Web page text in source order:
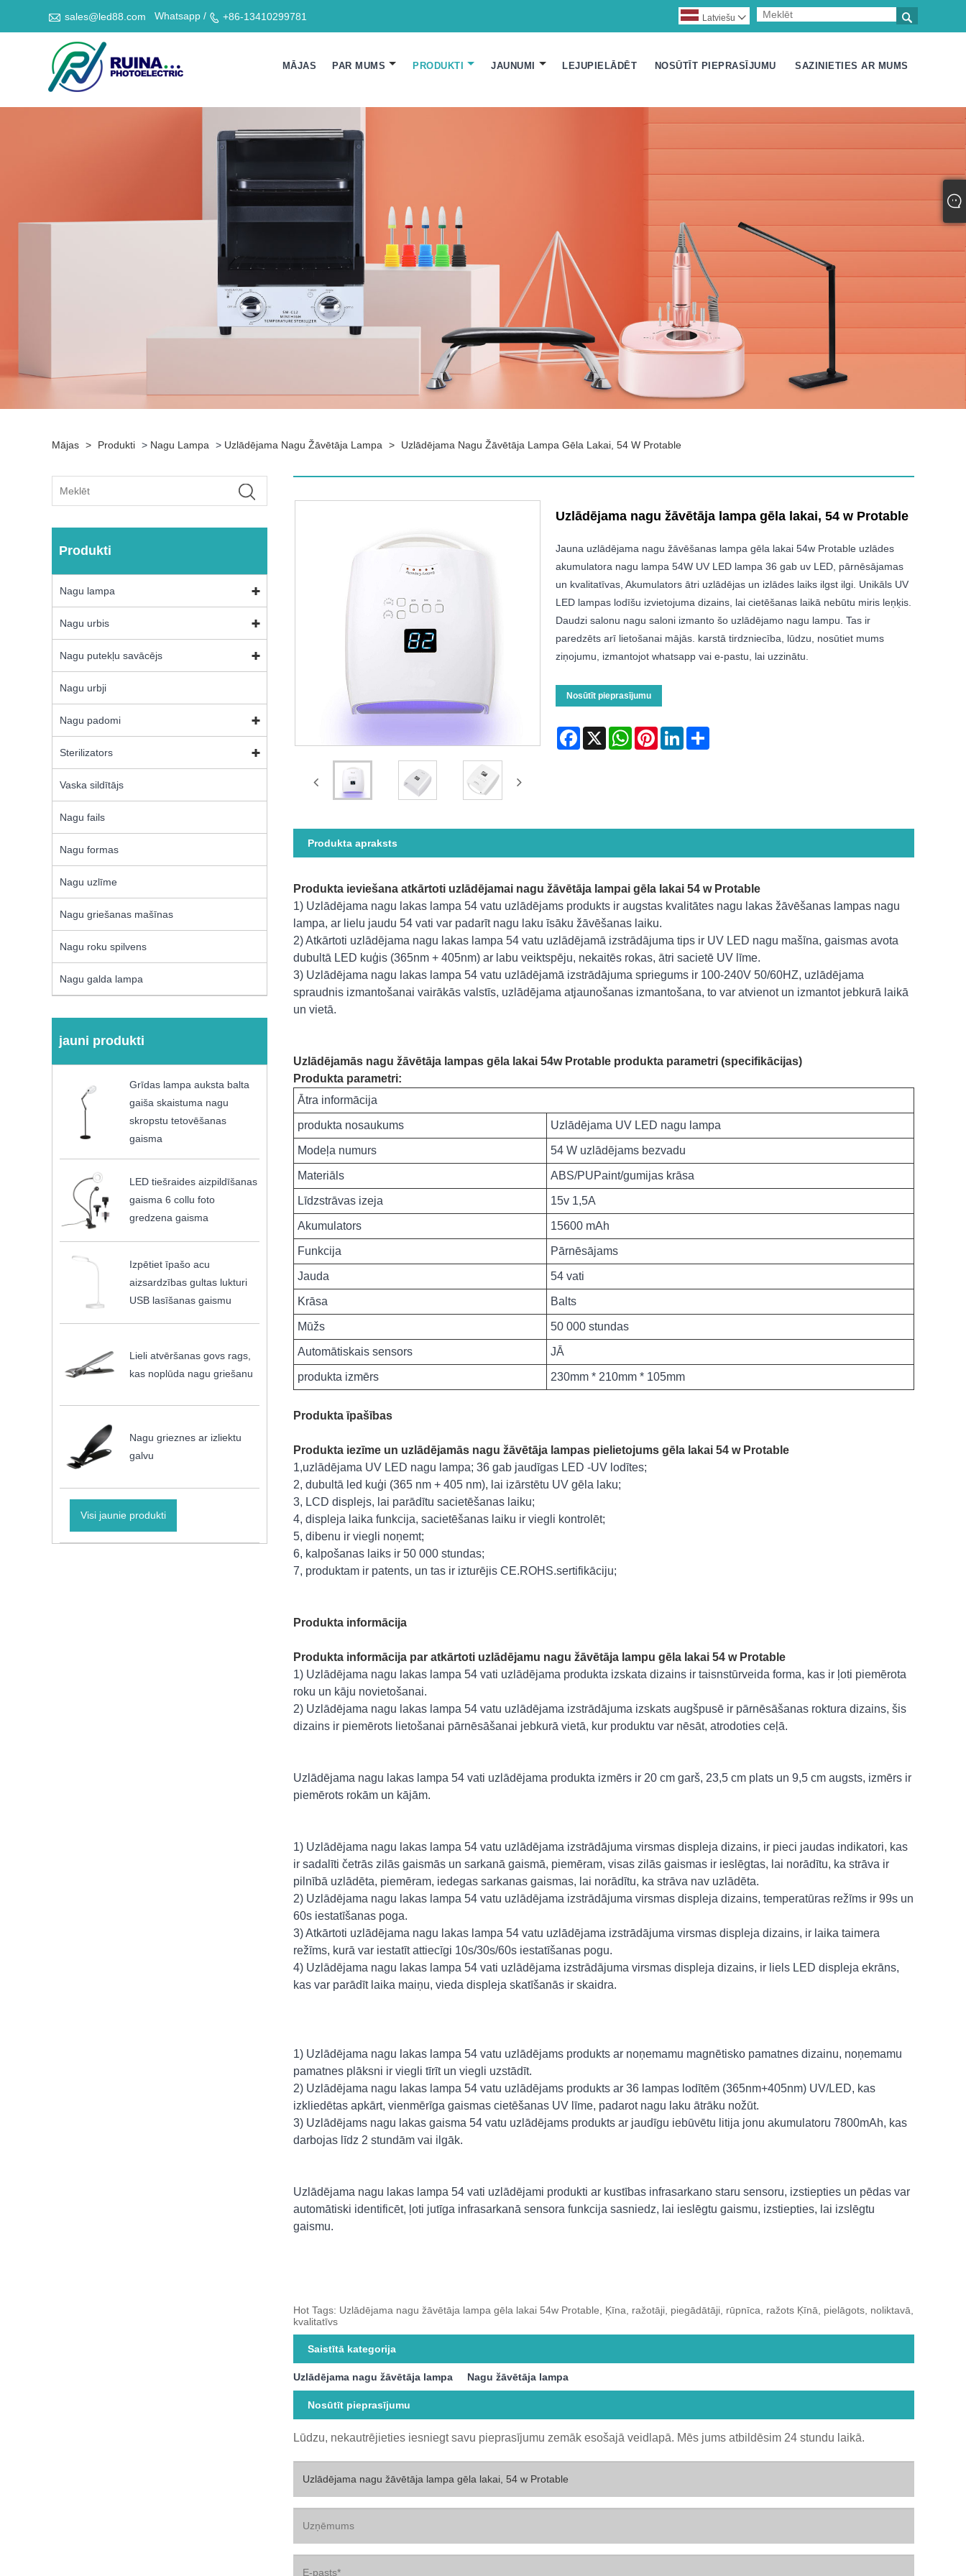
 sales@led88.com Whatsapp /  +86-13410299781 
Latviešu 
MĀJAS PAR MUMS PRODUKTI JAUNUMI LEJUPIELĀDĒT NOSŪTĪT PIEPRASĪJUMU SAZINIETIES AR MUMS
Mājas > Produkti > Nagu Lampa > Uzlādējama Nagu Žāvētāja Lampa > Uzlādējama Nagu Žāvētāja Lampa Gēla Lakai, 54 W Protable
Produkti
Nagu lampa
Nagu urbis
Nagu putekļu savācējs
Nagu urbji
Nagu padomi
Sterilizators
Vaska sildītājs
Nagu fails
Nagu formas
Nagu uzlīme
Nagu griešanas mašīnas
Nagu roku spilvens
Nagu galda lampa
jauni produkti
Grīdas lampa auksta balta
gaiša skaistuma nagu
skropstu tetovēšanas
gaisma
LED tiešraides aizpildīšanas
gaisma 6 collu foto
gredzena gaisma
Izpētiet īpašo acu
aizsardzības gultas lukturi
USB lasīšanas gaismu
Lieli atvēršanas govs rags,
kas noplūda nagu griešanu
Nagu grieznes ar izliektu
galvu
Visi jaunie produkti
Uzlādējama nagu žāvētāja lampa gēla lakai, 54 w Protable
Jauna uzlādējama nagu žāvēšanas lampa gēla lakai 54w Protable uzlādes
akumulatora nagu lampa 54W UV LED lampa 36 gab uv LED, pārnēsājamas
un kvalitatīvas, Akumulators ātri uzlādējas un izlādes laiks ilgst ilgi. Unikāls UV
LED lampas lodīšu izvietojuma dizains, lai cietēšanas laikā nebūtu miris leņķis.
Daudzi salonu nagu saloni izmanto šo uzlādējamo nagu lampu. Tas ir
paredzēts arī lietošanai mājās. karstā tirdzniecība, lūdzu, nosūtiet mums
ziņojumu, izmantojot whatsapp vai e-pastu, lai uzzinātu.
Nosūtīt pieprasījumu
Facebook
X WhatsAppPinterestLinkedInShare
Produkta apraksts
Produkta ieviešana atkārtoti uzlādējamai nagu žāvētāja lampai gēla lakai 54 w Protable
1) Uzlādējama nagu lakas lampa 54 vatu uzlādējams produkts ir augstas kvalitātes nagu lakas žāvēšanas lampas nagu
lampa, ar lielu jaudu 54 vati var padarīt nagu laku īsāku žāvēšanas laiku.
2) Atkārtoti uzlādējama nagu lakas lampa 54 vatu uzlādējamā izstrādājuma tips ir UV LED nagu mašīna, gaismas avota
dubultā LED kuģis (365nm + 405nm) ar labu veiktspēju, nekaitēs rokas, ātri sacietē UV līme.
3) Uzlādējama nagu lakas lampa 54 vatu uzlādējamā izstrādājuma spriegums ir 100-240V 50/60HZ, uzlādējama
spraudnis izmantošanai vairākās valstīs, uzlādējama atjaunošanas izmantošana, to var atvienot un izmantot jebkurā laikā
un vietā.
Uzlādējamās nagu žāvētāja lampas gēla lakai 54w Protable produkta parametri (specifikācijas)
Produkta parametri:
Ātra informācija
produkta nosaukums Uzlādējama UV LED nagu lampa
Modeļa numurs 54 W uzlādējams bezvadu
Materiāls ABS/PUPaint/gumijas krāsa
Līdzstrāvas izeja 15v 1,5A
Akumulators 15600 mAh
Funkcija Pārnēsājams
Jauda 54 vati
Krāsa Balts
Mūžs 50 000 stundas
Automātiskais sensors JĀ
produkta izmērs 230mm * 210mm * 105mm
Produkta īpašības
Produkta iezīme un uzlādējamās nagu žāvētāja lampas pielietojums gēla lakai 54 w Protable
1,uzlādējama UV LED nagu lampa; 36 gab jaudīgas LED -UV lodītes;
2, dubultā led kuģi (365 nm + 405 nm), lai izārstētu UV gēla laku;
3, LCD displejs, lai parādītu sacietēšanas laiku;
4, displeja laika funkcija, sacietēšanas laiku ir viegli kontrolēt;
5, dibenu ir viegli noņemt;
6, kalpošanas laiks ir 50 000 stundas;
7, produktam ir patents, un tas ir izturējis CE.ROHS.sertifikāciju;
Produkta informācija
Produkta informācija par atkārtoti uzlādējamu nagu žāvētāja lampu gēla lakai 54 w Protable
1) Uzlādējama nagu lakas lampa 54 vati uzlādējama produkta izskata dizains ir taisnstūrveida forma, kas ir ļoti piemērota
roku un kāju novietošanai.
2) Uzlādējama nagu lakas lampa 54 vatu uzlādējama izstrādājuma izskats augšpusē ir pārnēsāšanas roktura dizains, šis
dizains ir piemērots lietošanai pārnēsāšanai jebkurā vietā, kur produktu var nēsāt, atrodoties ceļā.
Uzlādējama nagu lakas lampa 54 vati uzlādējama produkta izmērs ir 20 cm garš, 23,5 cm plats un 9,5 cm augsts, izmērs ir
piemērots rokām un kājām.
1) Uzlādējama nagu lakas lampa 54 vatu uzlādējama izstrādājuma virsmas displeja dizains, ir pieci jaudas indikatori, kas
ir sadalīti četrās zilās gaismās un sarkanā gaismā, piemēram, visas zilās gaismas ir ieslēgtas, lai norādītu, ka strāva ir
pilnībā uzlādēta, piemēram, iedegas sarkanas gaismas, lai norādītu, ka strāva nav uzlādēta.
2) Uzlādējama nagu lakas lampa 54 vatu uzlādējama izstrādājuma virsmas displeja dizains, temperatūras režīms ir 99s un
60s iestatīšanas poga.
3) Atkārtoti uzlādējama nagu lakas lampa 54 vatu uzlādējama izstrādājuma virsmas displeja dizains, ir laika taimera
režīms, kurā var iestatīt attiecīgi 10s/30s/60s iestatīšanas pogu.
4) Uzlādējama nagu lakas lampa 54 vati uzlādējama izstrādājuma virsmas displeja dizains, ir liels LED displeja ekrāns,
kas var parādīt laika maiņu, vieda displeja skatīšanās ir skaidra.
1) Uzlādējama nagu lakas lampa 54 vatu uzlādējams produkts ar noņemamu magnētisko pamatnes dizainu, noņemamu
pamatnes plāksni ir viegli tīrīt un viegli uzstādīt.
2) Uzlādējama nagu lakas lampa 54 vatu uzlādējams produkts ar 36 lampas lodītēm (365nm+405nm) UV/LED, kas
izkliedētas apkārt, vienmērīga gaismas cietēšanas UV līme, padarot nagu laku ātrāku nožūt.
3) Uzlādējams nagu lakas gaisma 54 vatu uzlādējams produkts ar jaudīgu iebūvētu litija jonu akumulatoru 7800mAh, kas
darbojas līdz 2 stundām vai ilgāk.
Uzlādējama nagu lakas lampa 54 vati uzlādējami produkti ar kustības infrasarkano staru sensoru, izstiepties un pēdas var
automātiski identificēt, ļoti jutīga infrasarkanā sensora funkcija sasniedz, lai ieslēgtu gaismu, izstiepties, lai izslēgtu
gaismu.
Hot Tags: Uzlādējama nagu žāvētāja lampa gēla lakai 54w Protable, Ķīna, ražotāji, piegādātāji, rūpnīca, ražots Ķīnā, pielāgots, noliktavā,
kvalitatīvs
Saistītā kategorija
Uzlādējama nagu žāvētāja lampa Nagu žāvētāja lampa
Nosūtīt pieprasījumu
Lūdzu, nekautrējieties iesniegt savu pieprasījumu zemāk esošajā veidlapā. Mēs jums atbildēsim 24 stundu laikā.